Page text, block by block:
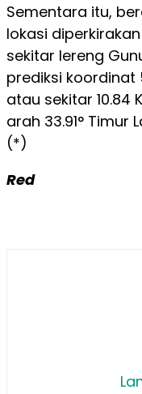
Sementara itu,
lokasi
sekitar lereng
prediksi koordinat
atau sekitar 10.84
arah 33.91° Timur
(*)
Red